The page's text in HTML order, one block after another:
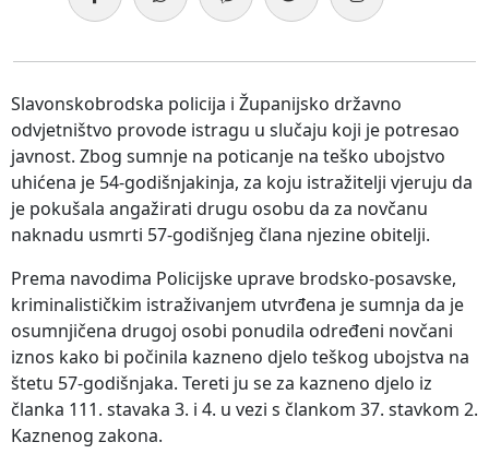
Slavonskobrodska policija i Županijsko državno
odvjetništvo provode istragu u slučaju koji je potresao
javnost. Zbog sumnje na poticanje na teško ubojstvo
uhićena je 54-godišnjakinja, za koju istražitelji vjeruju da
je pokušala angažirati drugu osobu da za novčanu
naknadu usmrti 57-godišnjeg člana njezine obitelji.
Prema navodima Policijske uprave brodsko-posavske,
kriminalističkim istraživanjem utvrđena je sumnja da je
osumnjičena drugoj osobi ponudila određeni novčani
iznos kako bi počinila kazneno djelo teškog ubojstva na
štetu 57-godišnjaka. Tereti ju se za kazneno djelo iz
članka 111. stavaka 3. i 4. u vezi s člankom 37. stavkom 2.
Kaznenog zakona.